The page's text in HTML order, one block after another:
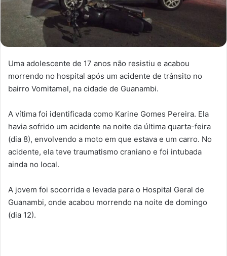
Uma adolescente de 17 anos não resistiu e acabou
morrendo no hospital após um acidente de trânsito no
bairro Vomitamel, na cidade de Guanambi.
A vítima foi identificada como Karine Gomes Pereira. Ela
havia sofrido um acidente na noite da última quarta-feira
(dia 8), envolvendo a moto em que estava e um carro. No
acidente, ela teve traumatismo craniano e foi intubada
ainda no local.
A jovem foi socorrida e levada para o Hospital Geral de
Guanambi, onde acabou morrendo na noite de domingo
(dia 12).